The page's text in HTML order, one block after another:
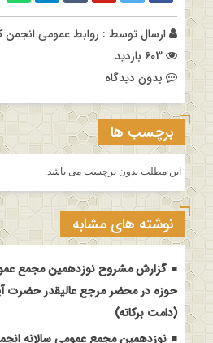
ارسال توسط : روابط عمومی انجمن
بدون دیدگاه
برچسب ها
این مطلب بدون برچسب می باشد.
نوشته های مشابه
گزارش مشروح نوزدهمین مجمع
حوزه در محضر مرجع عالیقدر حضرت
(دامت برکاته)
نوزدهمین مجمع عمومی سالانه